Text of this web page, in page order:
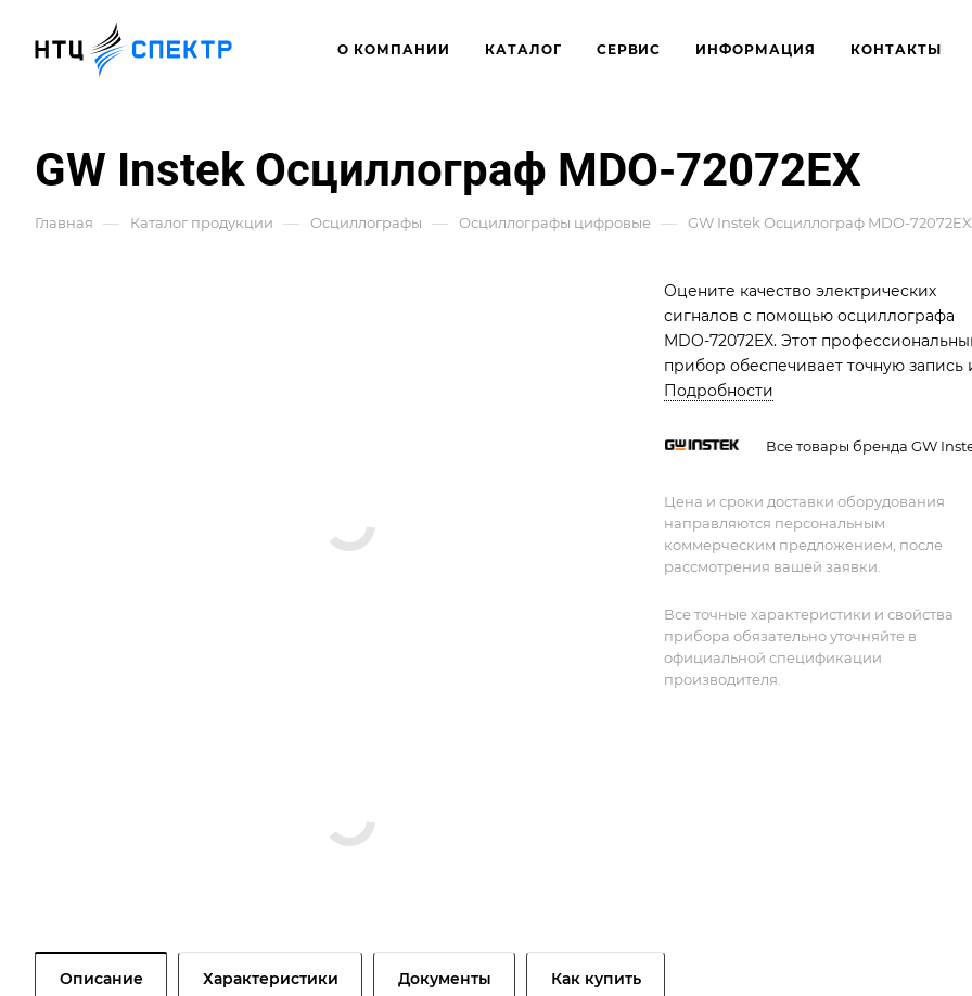
О КОМПАНИИ КАТАЛОГ СЕРВИС ИНФОРМАЦИЯ КОНТАКТЫ
GW Instek Осциллограф MDO-72072EX
Главная — Каталог продукции — Осциллографы — Осциллографы цифровые — GW Instek Осциллограф MDO-72072EX
Оцените качество электрических
сигналов с помощью осциллографа
MDO-72072EX. Этот
прибор обеспечивает точную запись
анализ сигналов в реальном времени,
низкочастотные сигналы.
Подробности
Все товары бренда GW
Цена и сроки доставки оборудования
направляются персональным
коммерческим предложением, после
рассмотрения вашей заявки.
Все точные характеристики и свойства
прибора обязательно уточняйте в
официальной спецификации
производителя.
Описание Характеристики Документы Как купить